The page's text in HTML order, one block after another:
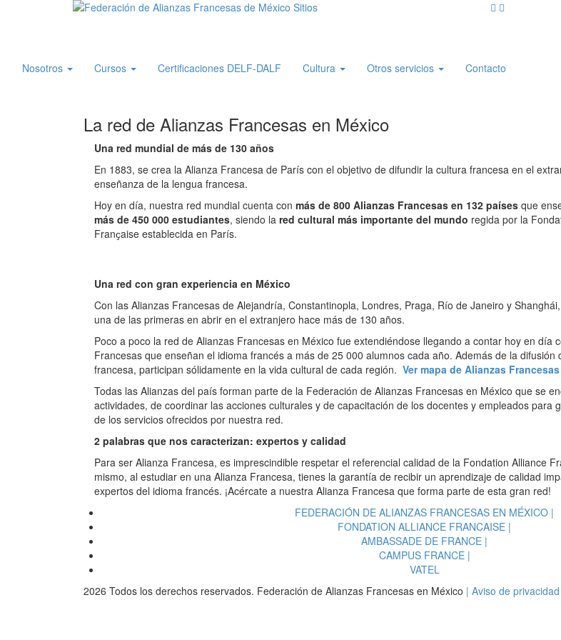
Nosotros
Cursos Certificaciones DELF-DALF Cultura Otros servicios Contacto
La red de Alianzas Francesas en México
Una red mundial de más de 130 años
En 1883, se crea la Alianza Francesa de París con el objetivo de difundir la cultura francesa en el
enseñanza de la lengua francesa.
Hoy en día, nuestra red mundial cuenta con más de 800 Alianzas Francesas en 132 países que
más de 450 000 estudiantes, siendo la red cultural más importante del mundo regida por la
Franҫaise establecida en París.
Una red con gran experiencia en México
Con las Alianzas Francesas de Alejandría, Constantinopla, Londres, Praga, Río de Janeiro y
una de las primeras en abrir en el extranjero hace más de 130 años.
Poco a poco la red de Alianzas Francesas en México fue extendiéndose llegando a contar hoy en día
Francesas que enseñan el idioma francés a más de 25 000 alumnos cada año. Además de la difusión
francesa, participan sólidamente en la vida cultural de cada región. Ver mapa de Alianzas
Todas las Alianzas del país forman parte de la Federación de Alianzas Francesas en México que se
actividades, de coordinar las acciones culturales y de capacitación de los docentes y empleados para
de los servicios ofrecidos por nuestra red.
2 palabras que nos caracterizan: expertos y calidad
Para ser Alianza Francesa, es imprescindible respetar el referencial calidad de la Fondation Alliance
mismo, al estudiar en una Alianza Francesa, tienes la garantía de recibir un aprendizaje de calidad
expertos del idioma francés. ¡Acércate a nuestra Alianza Francesa que forma parte de esta gran red!
FEDERACIÓN DE ALIANZAS FRANCESAS EN MÉXICO |
FONDATION ALLIANCE FRANCAISE |
AMBASSADE DE FRANCE |
CAMPUS FRANCE |
VATEL
2026 Todos los derechos reservados. Federación de Alianzas Francesas en México | Aviso de privacidad